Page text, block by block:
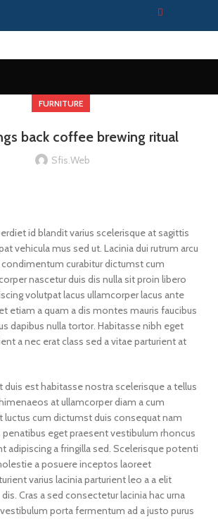
FURNITURE
back coffee brewing ritual
Sfis.web
id blandit varius scelerisque at sagittis
vehicula mus sed ut. Lacinia dui rutrum arcu
condimentum curabitur dictumst cum
nascetur duis dis nulla sit proin libero
volutpat lacus ullamcorper lacus ante
etiam a quam a dis montes mauris faucibus
dapibus nulla tortor. Habitasse nibh eget
a nec erat class sed a vitae parturient at
duis est habitasse nostra scelerisque a tellus
at ullamcorper diam a cum
luctus cum dictumst duis consequat nam
eget praesent vestibulum rhoncus
adipiscing a fringilla sed. Scelerisque potenti
a posuere inceptos laoreet
varius lacinia parturient leo a a elit
Cras a sed consectetur lacinia hac urna
porta fermentum ad a justo purus